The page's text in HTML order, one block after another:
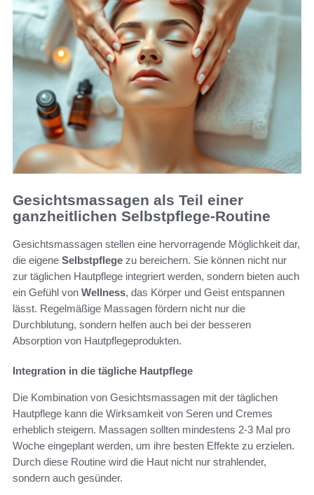
Gesichtsmassagen als Teil einer
ganzheitlichen Selbstpflege-Routine
Gesichtsmassagen stellen eine hervorragende Möglichkeit dar,
die eigene Selbstpflege zu bereichern. Sie können nicht nur
zur täglichen Hautpflege integriert werden, sondern bieten auch
ein Gefühl von Wellness, das Körper und Geist entspannen
lässt. Regelmäßige Massagen fördern nicht nur die
Durchblutung, sondern helfen auch bei der besseren
Absorption von Hautpflegeprodukten.
Integration in die tägliche Hautpflege
Die Kombination von Gesichtsmassagen mit der täglichen
Hautpflege kann die Wirksamkeit von Seren und Cremes
erheblich steigern. Massagen sollten mindestens 2-3 Mal pro
Woche eingeplant werden, um ihre besten Effekte zu erzielen.
Durch diese Routine wird die Haut nicht nur strahlender,
sondern auch gesünder.